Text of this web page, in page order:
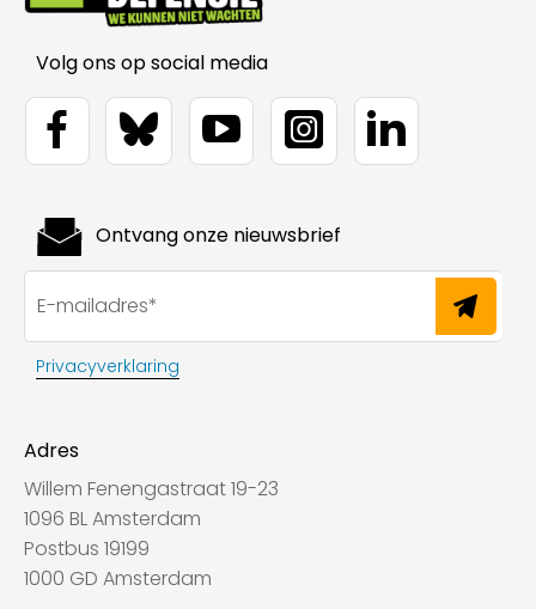
Volg ons op social media
Adres
Willem Fenengastraat 19-23
1096 BL Amsterdam
Postbus 19199
1000 GD Amsterdam
Ontvang onze nieuwsbrief
Privacyverklaring